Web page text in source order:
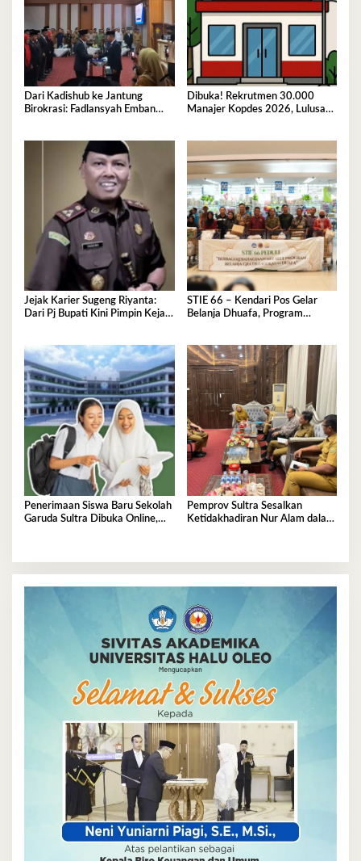
Dari Kadishub ke Jantung
Birokrasi: Fadlansyah Emban
Dibuka! Rekrutmen 30.000
Manajer Kopdes 2026, Lulusan
Jejak Karier Sugeng Riyanta:
Dari Pj Bupati Kini Pimpin Kejati
STIE 66 – Kendari Pos Gelar
Belanja Dhuafa, Program
Penerimaan Siswa Baru Sekolah
Garuda Sultra Dibuka Online,
Pemprov Sultra Sesalkan
Ketidakhadiran Nur Alam dalam